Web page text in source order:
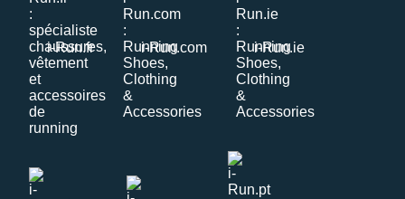
i-Run.fr i-Run.com i-Run.ie